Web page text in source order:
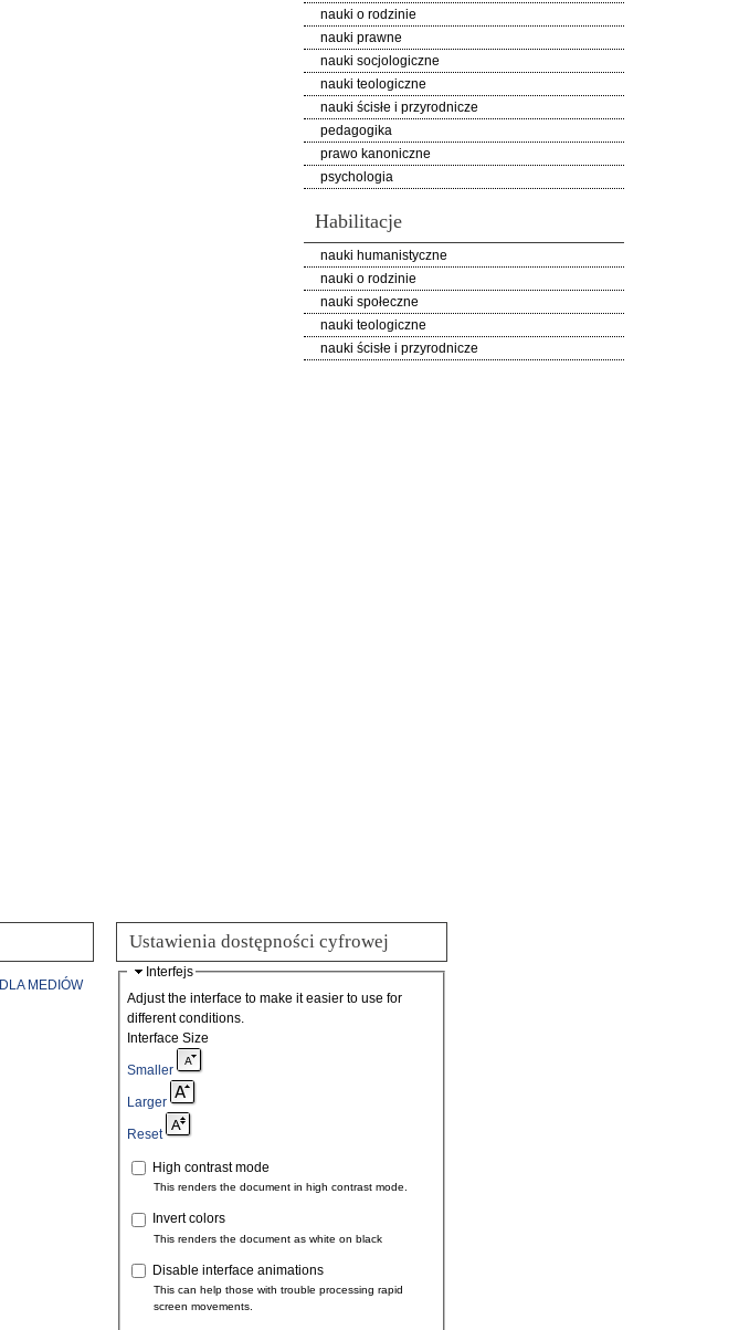
nauki o rodzinie
nauki prawne
nauki socjologiczne
nauki teologiczne
nauki ścisłe i przyrodnicze
pedagogika
prawo kanoniczne
psychologia
Habilitacje
nauki humanistyczne
nauki o rodzinie
nauki społeczne
nauki teologiczne
nauki ścisłe i przyrodnicze
DLA MEDIÓW
Ustawienia dostępności cyfrowej
Interfejs
Adjust the interface to make it easier to use for
different conditions.
Interface Size
Smaller
Larger
Reset
High contrast mode
This renders the document in high contrast mode.
Invert colors
This renders the document as white on black
Disable interface animations
This can help those with trouble processing rapid
screen movements.